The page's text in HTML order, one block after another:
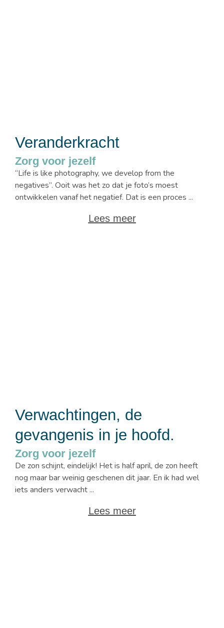
Zorg voor jezelf
Veranderkracht
“Life is like photography, we develop from the
negatives”. Ooit was het zo dat je foto’s moest
ontwikkelen vanaf het negatief. Dat is een proces ...
Lees meer
Zorg voor jezelf
Verwachtingen, de
gevangenis in je hoofd.
De zon schijnt, eindelijk! Het is half april, de zon heeft
nog maar bar weinig geschenen dit jaar. En ik had wel
iets anders verwacht ...
Lees meer